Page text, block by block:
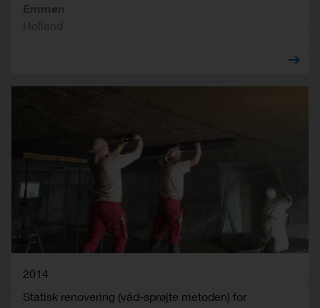
Emmen
Holland
2014
Statisk renovering (våd-sprøjte metoden) for